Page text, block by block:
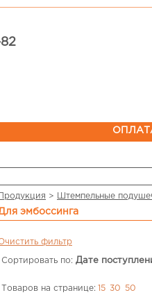
Продукция > Штемпельные
для эмбоссинга
фильтр
Сортировать по: Дате
Товаров на странице: 15 30 50